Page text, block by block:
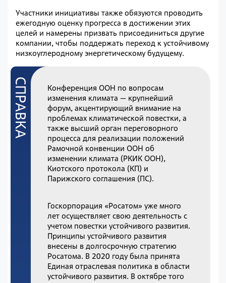
Участники инициативы также обязуются проводить
ежегодную оценку прогресса в достижении этих
целей и намерены призвать присоединиться другие
компании, чтобы поддержать переход к устойчивому
низкоуглеродному энергетическому будущему.
Конференция ООН по вопросам
изменения климата — крупнейший
форум, акцентирующий внимание на
проблемах климатической повестки, а
также высший орган переговорного
процесса для реализации положений
Рамочной конвенции ООН об
изменении климата (РКИК ООН),
Киотского протокола (КП) и
Парижского соглашения (ПС).
Госкорпорация «Росатом» уже много
лет осуществляет свою деятельность с
учетом повестки устойчивого развития.
Принципы устойчивого развития
внесены в долгосрочную стратегию
Росатома. В 2020 году была принята
Единая отраслевая политика в области
устойчивого развития. В октябре того